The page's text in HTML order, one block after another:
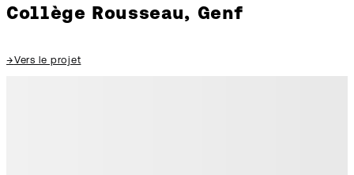
Collège Rousseau, Genf
→Vers le projet